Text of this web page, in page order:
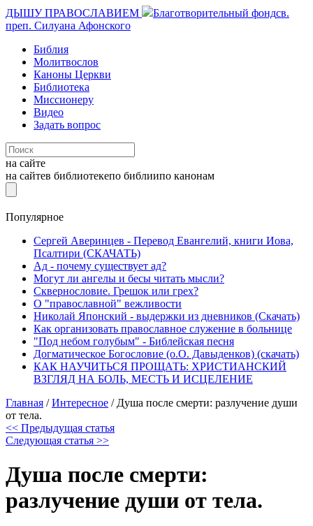
ДЫШУ ПРАВОСЛАВИЕМ Благотворительный фондсв.
преп. Силуана Афонского
Библия
Молитвослов
Каноны Церкви
Библиотека
Миссионеру
Видео
Задать вопрос
на сайте
на сайтев библиотекепо библиипо канонам
Популярное
Сергей Аверинцев - Перевод Евангелий, книги Иова,
Псалтири (СКАЧАТЬ)
Ад - почему существует ад?
Могут ли ангелы и бесы читать мысли?
Сквернословие. Грешок или грех?
О "православной" вежливости
Николай Японский - выдержки из дневников (Скачать)
Как организовать православное служение в больнице
"Под небом голубым" - Библейская песня
Догматическое Богословие (о.О. Давыденков) (скачать)
КАК НАУЧИТЬСЯ ПРОЩАТЬ: ХРИСТИАНСКИЙ
ВЗГЛЯД НА БОЛЬ, МЕСТЬ И ИСЦЕЛЕНИЕ
Главная /Интересное / Душа после смерти: разлучение души
от тела.
<< Предыдущая статья
Следующая статья >>
Душа после смерти:
разлучение души от тела.